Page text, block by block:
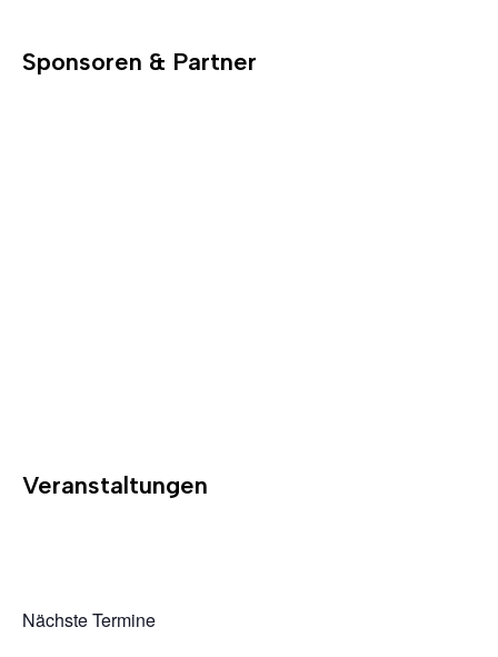
Sponsoren & Partner
Veranstaltungen
Nächste Termine